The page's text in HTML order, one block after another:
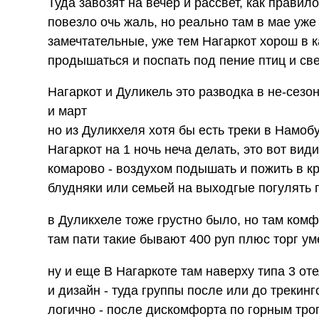
повезло очь жаль, но реально там в мае
замечтательные, уже тем Нагаркот хорош в
продышаться и поспать под пение птиц и
Нагаркот и Дуликель это разводка в не-
и март
но из Дуликхеля хотя бы есть треки в
Нагаркот на 1 ночь неча делать, это вот
комарово - воздухом подышать и пожить в
блудняки или семьей на выходгые погулять
в Дуликхеле тоже грустно было, но там
там пати такие бывают 400 руп плюс торг
ну и еще В Нагаркоте там наверху типа 3
и дизайн - туда группы после или до
логично - после дискомфорта по горным